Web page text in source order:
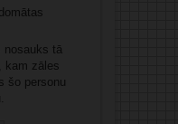
nosauks tā
kam zāles
šo personu